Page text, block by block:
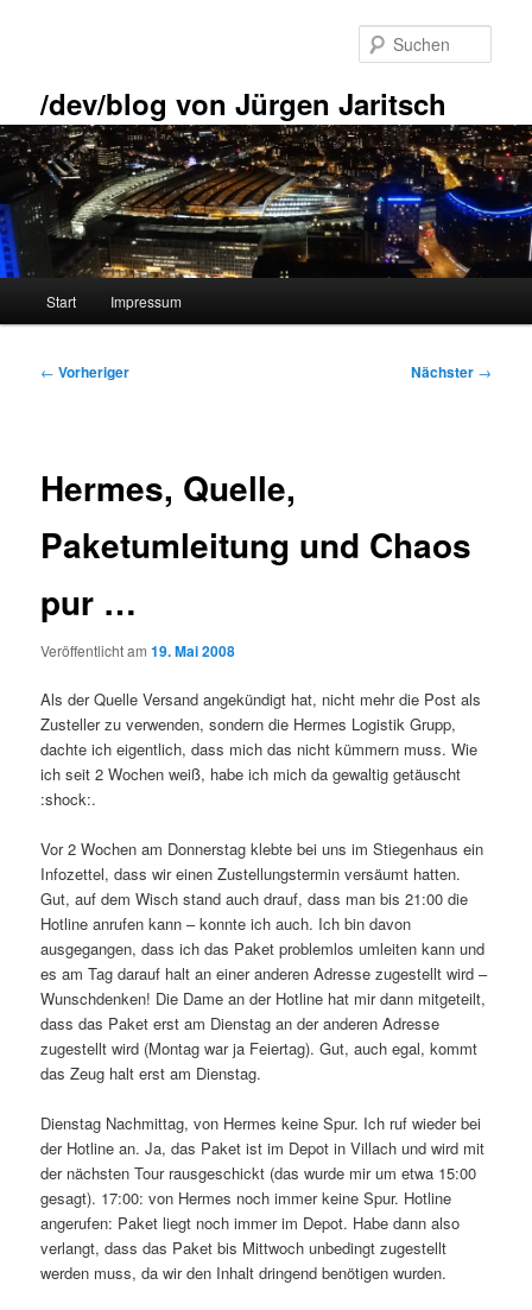
/dev/blog von Jürgen Jaritsch
Start Impressum
Beitragsnavigation
← Vorheriger Nächster →
Hermes, Quelle,
Paketumleitung und Chaos
pur …
Veröffentlicht am19. Mai 2008
Als der Quelle Versand angekündigt hat, nicht mehr die Post als
Zusteller zu verwenden, sondern die Hermes Logistik Grupp,
dachte ich eigentlich, dass mich das nicht kümmern muss. Wie
ich seit 2 Wochen weiß, habe ich mich da gewaltig getäuscht
:shock:.
Vor 2 Wochen am Donnerstag klebte bei uns im Stiegenhaus ein
Infozettel, dass wir einen Zustellungstermin versäumt hatten.
Gut, auf dem Wisch stand auch drauf, dass man bis 21:00 die
Hotline anrufen kann – konnte ich auch. Ich bin davon
ausgegangen, dass ich das Paket problemlos umleiten kann und
es am Tag darauf halt an einer anderen Adresse zugestellt wird –
Wunschdenken! Die Dame an der Hotline hat mir dann mitgeteilt,
dass das Paket erst am Dienstag an der anderen Adresse
zugestellt wird (Montag war ja Feiertag). Gut, auch egal, kommt
das Zeug halt erst am Dienstag.
Dienstag Nachmittag, von Hermes keine Spur. Ich ruf wieder bei
der Hotline an. Ja, das Paket ist im Depot in Villach und wird mit
der nächsten Tour rausgeschickt (das wurde mir um etwa 15:00
gesagt). 17:00: von Hermes noch immer keine Spur. Hotline
angerufen: Paket liegt noch immer im Depot. Habe dann also
verlangt, dass das Paket bis Mittwoch unbedingt zugestellt
werden muss, da wir den Inhalt dringend benötigen wurden.